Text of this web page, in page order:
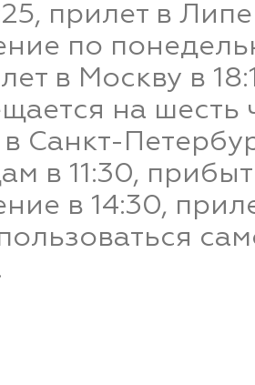
прилет в
по
в Москву в
на шесть
Санкт-
в 11:30,
в 14:30,